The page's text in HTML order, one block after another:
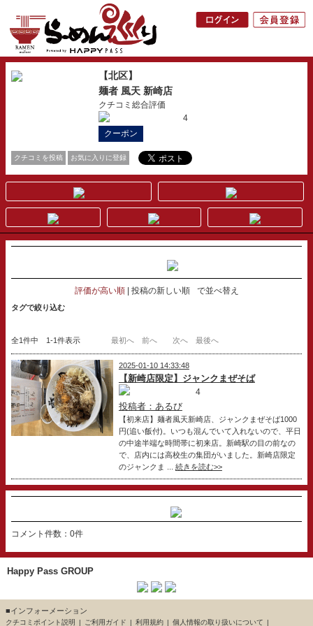
【北区】
麺者 風天 新崎店
クチコミ総合評価
4
クーポン
クチコミを投稿 お気に入りに登録
評価が高い順 投稿の新しい順 で並べ替え
タグで絞り込む
全1件中 1-1件表示 最初へ 前へ 次へ 最後へ
2025-01-10 14:33:48
【新崎店限定】ジャンクまぜそば
4
投稿者：あるび
【初来店】麺者風天新崎店、ジャンクまぜそば1000
円(追い飯付)。いつも混んでいて入れないので、平日
の中途半端な時間帯に初来店。新崎駅の目の前なの
で、店内には高校生の集団がいました。新崎店限定
のジャンクま ... 続きを読む>>
コメント件数：0件
Happy Pass GROUP
■インフォーメーション
クチコミポイント説明 ご利用ガイド 利用規約 個人情報の取り扱いについて